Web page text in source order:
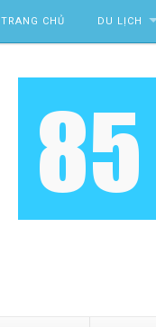
TRANG CHỦ DU LỊCH